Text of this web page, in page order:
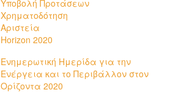
Υποβολή Προτάσεων
Χρηματοδότηση
Αριστεία
Horizon 2020
Ενημερωτική Ημερίδα για την
Ενέργεια και το Περιβάλλον στον
Ορίζοντα 2020